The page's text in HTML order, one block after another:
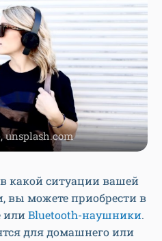
unsplash.com
какой ситуации вашей
можете приобрести в
или Bluetooth-наушники.
для домашнего или